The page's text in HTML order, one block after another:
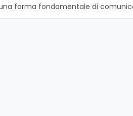
forma fondamentale di